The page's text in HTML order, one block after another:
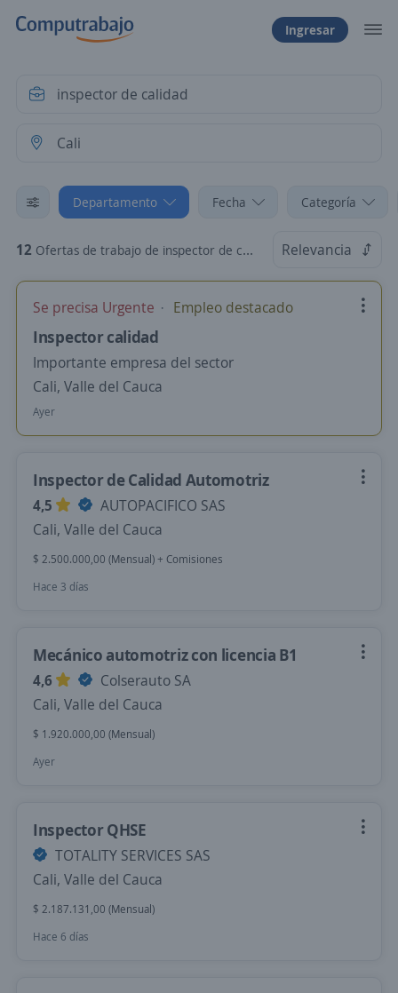
Ingresar
Departamento Fecha Categoría
12 Ofertas de trabajo de inspector de calidad en Cali, Valle del Cauca Relevancia
Se precisa Urgente Empleo destacado
Inspector calidad
Importante empresa del sector
Cali, Valle del Cauca
Ayer
Inspector de Calidad Automotriz
4,5
AUTOPACIFICO SAS
Cali, Valle del Cauca
$ 2.500.000,00 (Mensual) + Comisiones
Hace 3 días
Mecánico automotriz con licencia B1
4,6
Colserauto SA
Cali, Valle del Cauca
$ 1.920.000,00 (Mensual)
Ayer
Inspector QHSE
TOTALITY SERVICES SAS
Cali, Valle del Cauca
$ 2.187.131,00 (Mensual)
Hace 6 días